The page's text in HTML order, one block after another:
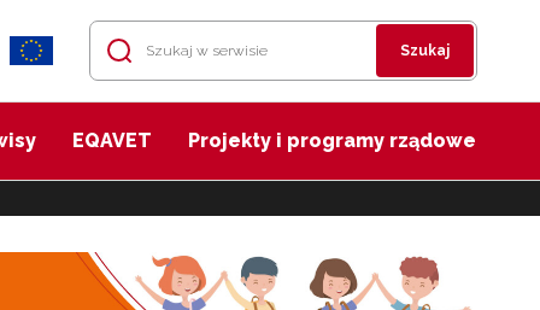
Szukaj
EQAVET Projekty i programy rządowe